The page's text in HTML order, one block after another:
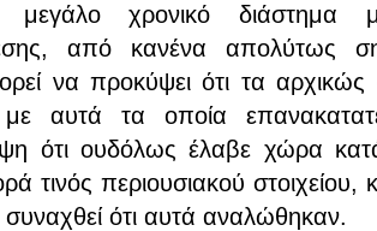
μεγάλο χρονικό διάστημα
από κανένα απολύτως
να προκύψει ότι τα
αυτά τα οποία
ότι ουδόλως έλαβε χώρα
τινός περιουσιακού στοιχείου,
ότι αυτά αναλώθηκαν.